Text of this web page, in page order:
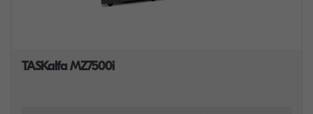
TASKalfa MZ7500i